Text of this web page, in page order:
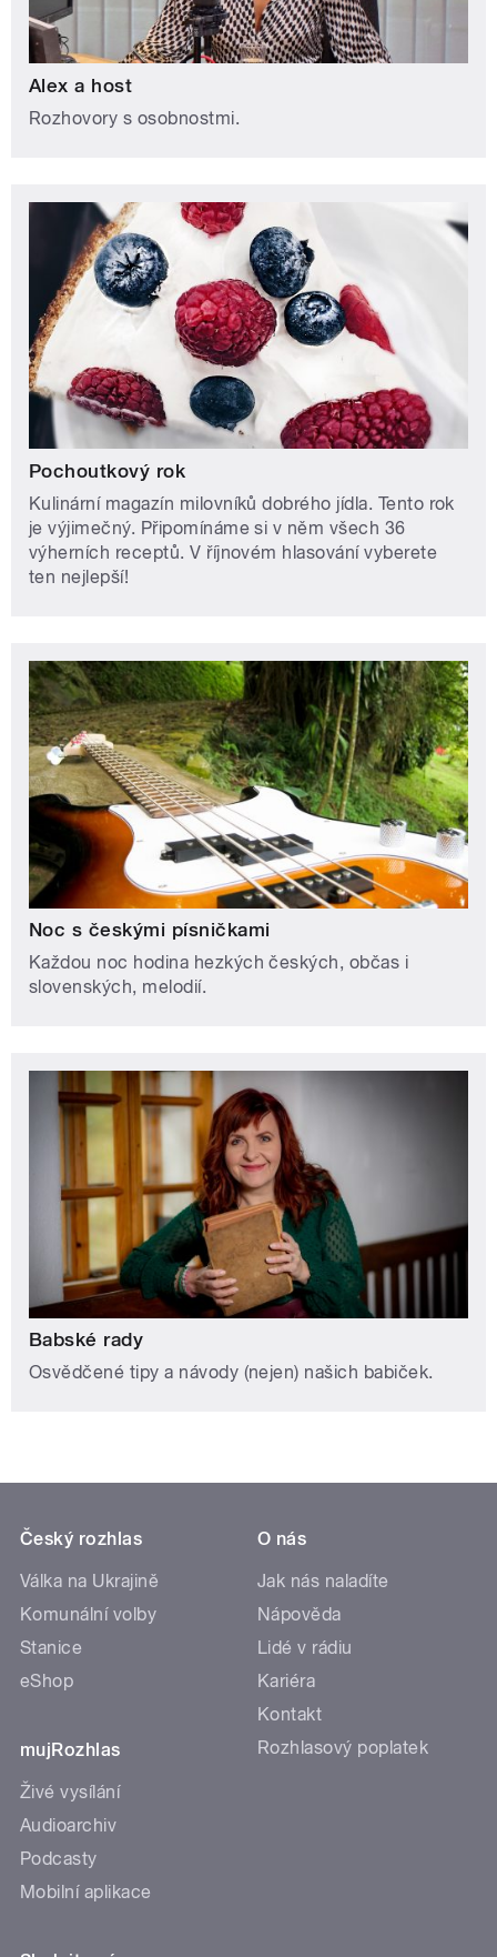
Alex a host
Rozhovory s osobnostmi.
Pochoutkový rok
Kulinární magazín milovníků dobrého jídla. Tento rok
je výjimečný. Připomínáme si v něm všech 36
výherních receptů. V říjnovém hlasování vyberete
ten nejlepší!
Noc s českými písničkami
Každou noc hodina hezkých českých, občas i
slovenských, melodií.
Babské rady
Osvědčené tipy a návody (nejen) našich babiček.
Český rozhlas
Válka na Ukrajině
Komunální volby
Stanice
eShop
mujRozhlas
Živé vysílání
Audioarchiv
Podcasty
Mobilní aplikace
O nás
Jak nás naladíte
Nápověda
Lidé v rádiu
Kariéra
Kontakt
Rozhlasový poplatek